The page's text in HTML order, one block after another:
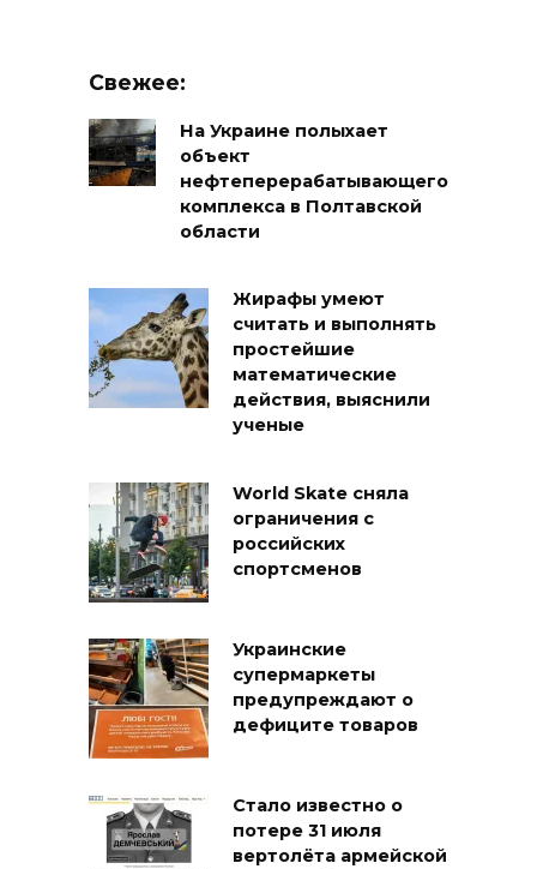
Свежее:
На Украине полыхает
объект
нефтеперерабатывающего
комплекса в Полтавской
области
Жирафы умеют
считать и выполнять
простейшие
математические
действия, выяснили
ученые
World Skate сняла
ограничения с
российских
спортсменов
Украинские
супермаркеты
предупреждают о
дефиците товаров
Стало известно о
потере 31 июля
вертолёта армейской